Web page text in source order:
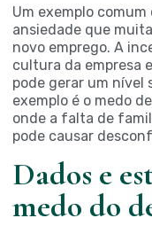
Um exemplo
ansiedade que
novo emprego. A
cultura da empresa
pode gerar um nível
exemplo é o medo
onde a falta de
pode causar
Dados e
medo do